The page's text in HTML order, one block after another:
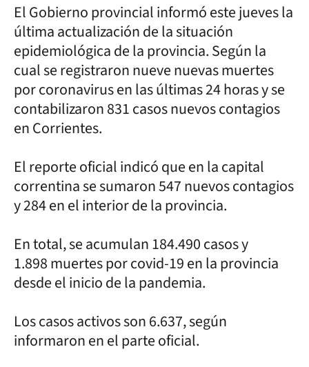
El Gobierno provincial informó este jueves la
última actualización de la situación
epidemiológica de la provincia. Según la
cual se registraron nueve nuevas muertes
por coronavirus en las últimas 24 horas y se
contabilizaron 831 casos nuevos contagios
en Corrientes.
El reporte oficial indicó que en la capital
correntina se sumaron 547 nuevos contagios
y 284 en el interior de la provincia.
En total, se acumulan 184.490 casos y
1.898 muertes por covid-19 en la provincia
desde el inicio de la pandemia.
Los casos activos son 6.637, según
informaron en el parte oficial.